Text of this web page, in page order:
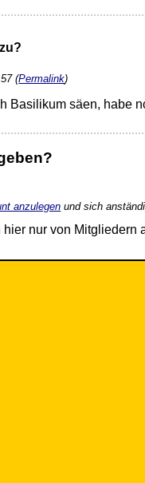
(Permalink)
Basilikum säen, habe
anzulegen und sich
hier nur von Mitgliedern